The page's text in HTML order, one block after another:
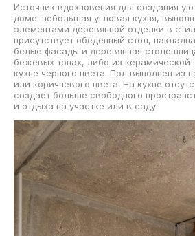
Источник вдохновения для создания
доме: небольшая угловая кухня,
элементами деревянной отделки в
присутствует обеденный стол,
белые фасады и деревянная
бежевых тонах, либо из керамической
кухне черного цвета. Пол выполнен из
или коричневого цвета. На кухне
создает больше свободного
и отдыха на участке или в саду.